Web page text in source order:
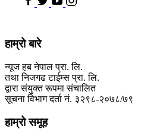
हाम्रो बारे
न्यूज हब नेपाल प्रा. लि.
तथा निजगढ टाईम्स प्रा. लि.
द्वारा संयुक्त रूपमा संचालित
सूचना विभाग दर्ता नं. ३२९८-२०७८/७९
हाम्रो समूह